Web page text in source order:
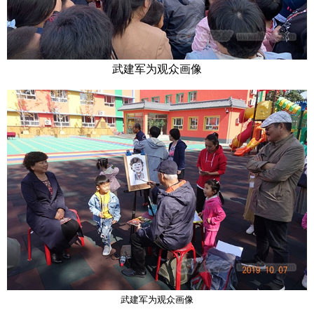
武建军为观众画像
武建军为观众画像